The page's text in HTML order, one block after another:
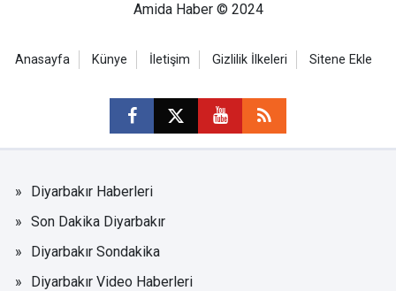
Amida Haber © 2024
Anasayfa Künye İletişim Gizlilik İlkeleri Sitene Ekle
Diyarbakır Haberleri
Son Dakika Diyarbakır
Diyarbakır Sondakika
Diyarbakır Video Haberleri